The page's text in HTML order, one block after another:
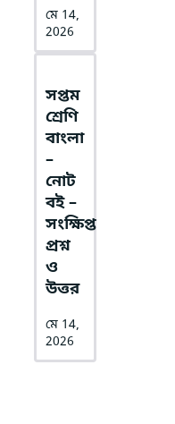
মে 14,
2026
সপ্তম
শ্রেণি
বাংলা
–
নোট
বই –
সংক্ষিপ্ত
প্রশ্ন
ও
উত্তর
মে 14,
2026